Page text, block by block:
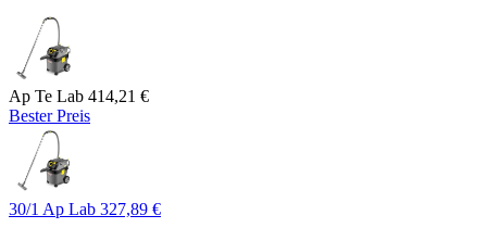
Ap Te Lab 414,21 €
Bester Preis
30/1 Ap Lab 327,89 €